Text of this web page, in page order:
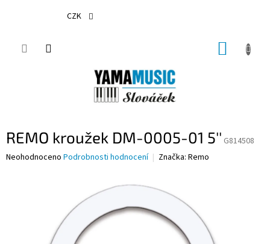
CZK
REMO kroužek DM-0005-01 5'' G814508
Průměrné
Neohodnoceno Podrobnosti hodnocení Značka: Remo